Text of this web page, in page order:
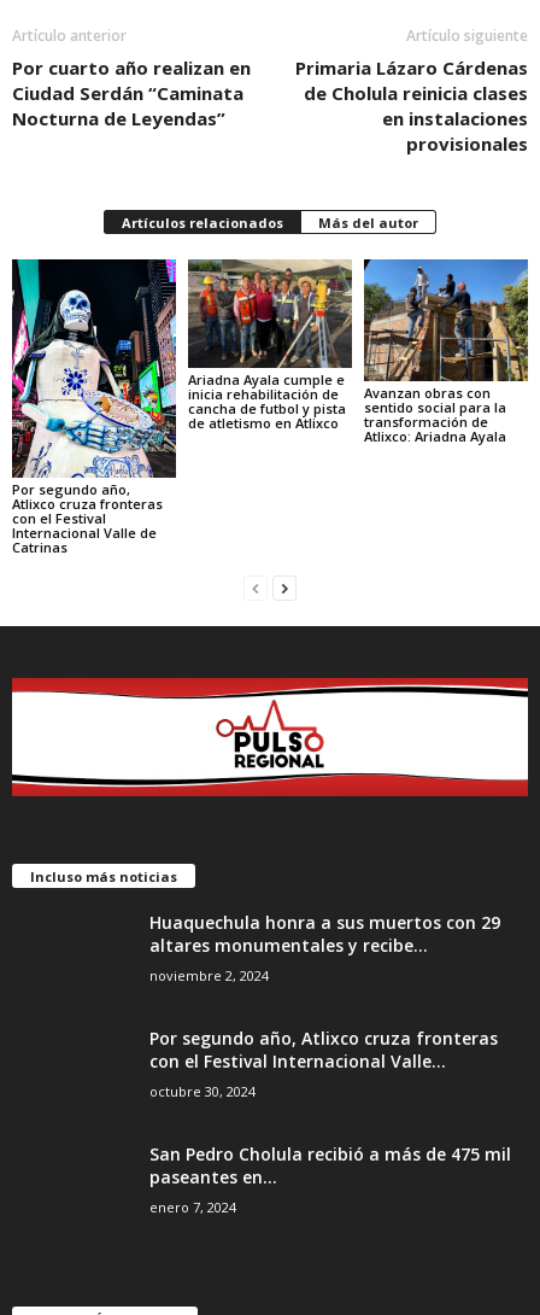
Artículo anterior
Por cuarto año realizan en
Ciudad Serdán “Caminata
Nocturna de Leyendas”
Artículo siguiente
Primaria Lázaro Cárdenas
de Cholula reinicia clases
en instalaciones
provisionales
Artículos relacionados Más del autor
Por segundo año,
Atlixco cruza fronteras
con el Festival
Internacional Valle de
Catrinas
Ariadna Ayala cumple e
inicia rehabilitación de
cancha de futbol y pista
de atletismo en Atlixco
Avanzan obras con
sentido social para la
transformación de
Atlixco: Ariadna Ayala
Incluso más noticias
Huaquechula honra a sus muertos con 29
altares monumentales y recibe...
noviembre 2, 2024
Por segundo año, Atlixco cruza fronteras
con el Festival Internacional Valle...
octubre 30, 2024
San Pedro Cholula recibió a más de 475 mil
paseantes en...
enero 7, 2024